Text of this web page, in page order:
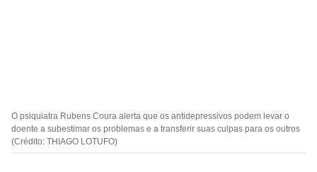
O psiquiatra Rubens Coura alerta que os antidepressivos podem levar o
doente a subestimar os problemas e a transferir suas culpas para os outros
(Crédito: THIAGO LOTUFO)